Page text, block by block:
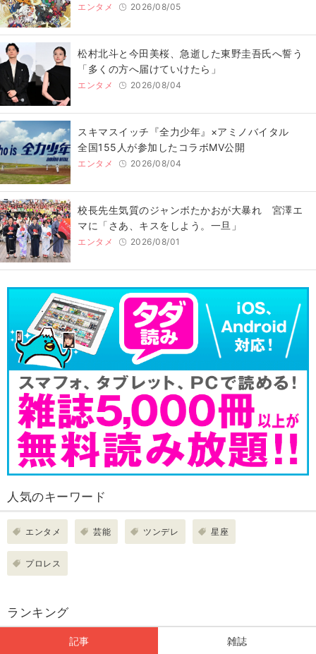
エンタメ 2026/08/05
松村北斗と今田美桜、急逝した東野圭吾氏へ誓う
「多くの方へ届けていけたら」
エンタメ 2026/08/04
スキマスイッチ『全力少年』×アミノバイタル
全国155人が参加したコラボMV公開
エンタメ 2026/08/04
校長先生気質のジャンボたかおが大暴れ 宮澤エ
マに「さあ、キスをしよう。一旦」
エンタメ 2026/08/01
人気のキーワード
エンタメ 芸能 ツンデレ 星座
プロレス
ランキング
記事 雑誌